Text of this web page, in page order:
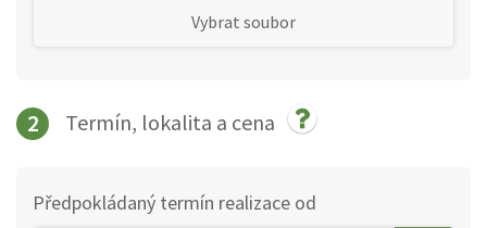
Vybrat soubor
2 Termín, lokalita a cena
Předpokládaný termín realizace od